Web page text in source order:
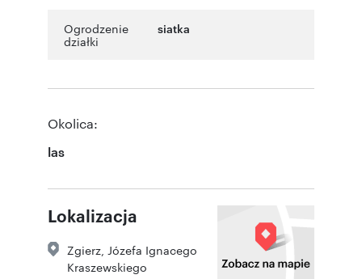
Ogrodzenie
działki
siatka
Okolica:
las
Lokalizacja
Zgierz Józefa Ignacego
Kraszewskiego